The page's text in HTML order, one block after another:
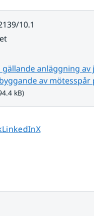
10.1
anläggning
av mötesspår
kB)
på
Dela sidan på
LinkedInDela sidan på
X